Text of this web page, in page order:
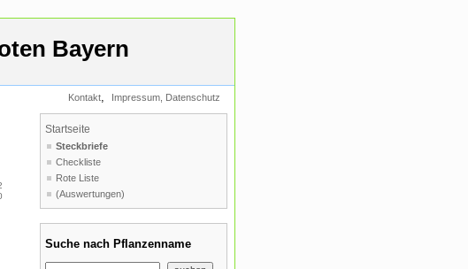
Bayern
Kontakt, Impressum, Datenschutz
Startseite
Steckbriefe
Checkliste
Rote Liste
(Auswertungen)
Suche nach Pflanzenname